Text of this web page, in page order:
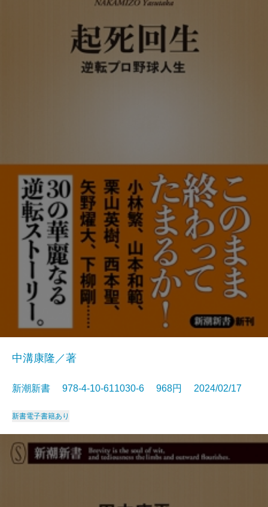
中溝康隆／著
新潮新書 978-4-10-611030-6 968円 2024/02/17
新書電子書籍あり